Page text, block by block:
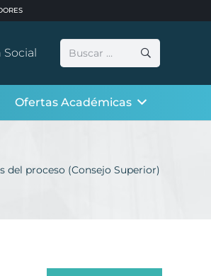
Social Buscar:
Ofertas Académicas
del proceso (Consejo Superior)